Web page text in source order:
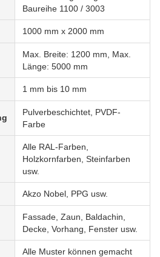
Baureihe 1100 / 3003
1000 mm x 2000 mm
Max. Breite: 1200 mm, Max.
Länge: 5000 mm
1 mm bis 10 mm
Pulverbeschichtet, PVDF-
Farbe
Alle RAL-Farben,
Holzkornfarben, Steinfarben
usw.
Akzo Nobel, PPG usw.
Fassade, Zaun, Baldachin,
Decke, Vorhang, Fenster usw.
Alle Muster können gemacht